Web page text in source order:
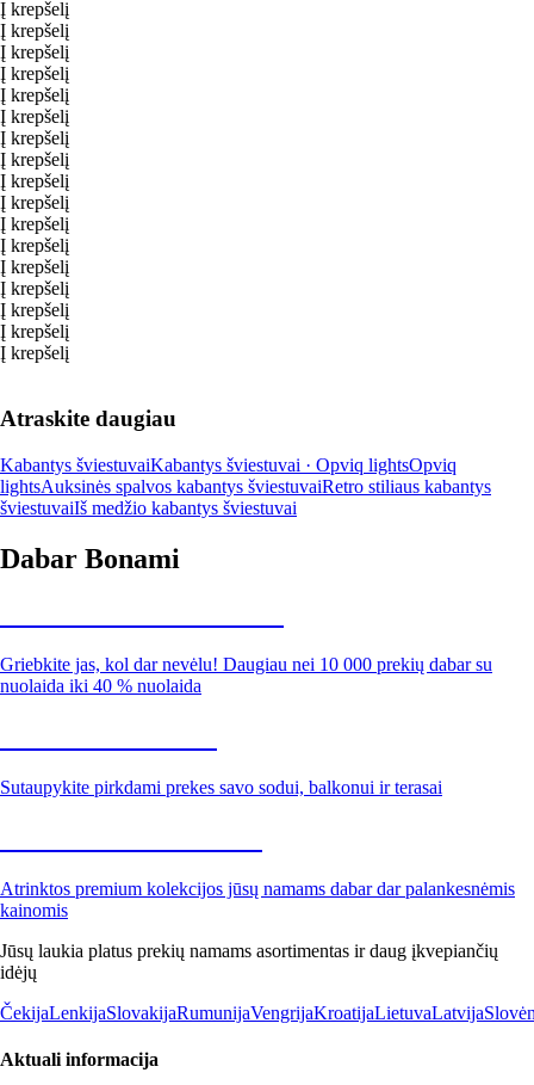
Į krepšelį
Į krepšelį
Į krepšelį
Į krepšelį
Į krepšelį
Į krepšelį
Į krepšelį
Į krepšelį
Į krepšelį
Į krepšelį
Į krepšelį
Į krepšelį
Į krepšelį
Į krepšelį
Į krepšelį
Į krepšelį
Į krepšelį
Atraskite daugiau
Kabantys šviestuvaiKabantys šviestuvai · Opviq lightsOpviq
lightsAuksinės spalvos kabantys šviestuvaiRetro stiliaus kabantys
šviestuvaiIš medžio kabantys šviestuvai
Dabar Bonami
Griebkite jas, kol dar nevėlu! Daugiau nei 10 000 prekių dabar su
nuolaida iki 40 % nuolaida
Sutaupykite pirkdami prekes savo sodui, balkonui ir terasai
Atrinktos premium kolekcijos jūsų namams dabar dar palankesnėmis
kainomis
Jūsų laukia platus prekių namams asortimentas ir daug įkvepiančių
idėjų
ČekijaLenkijaSlovakijaRumunijaVengrijaKroatijaLietuvaLatvija
Aktuali informacija